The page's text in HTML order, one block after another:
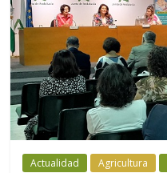
Actualidad Agricultura